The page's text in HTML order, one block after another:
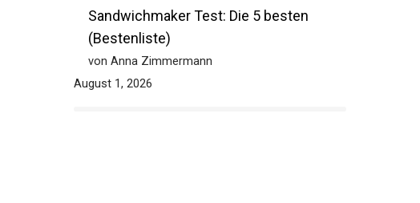
Sandwichmaker Test: Die 5 besten
(Bestenliste)
von Anna Zimmermann
August 1, 2026